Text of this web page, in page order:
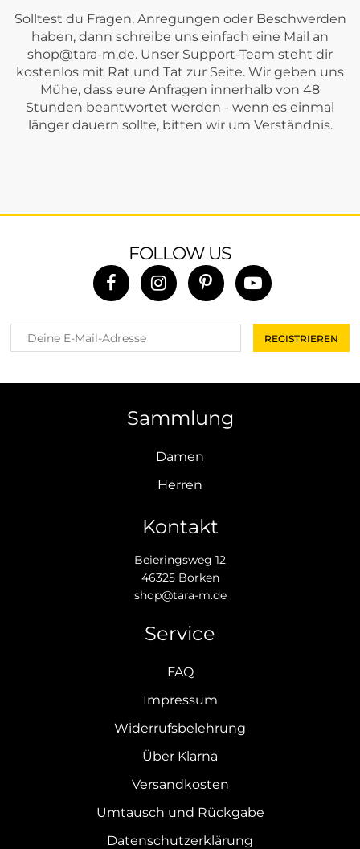
Solltest du Fragen, Anregungen oder Beschwerden
haben, dann schreibe uns einfach eine Mail an
shop@tara-m.de. Unser Support-Team steht dir
kostenlos mit Rat und Tat zur Seite. Wir geben uns
Mühe, dass eure Anfragen innerhalb von 48
Stunden beantwortet werden - wenn es einmal
länger dauern sollte, bitten wir um Verständnis.
FOLLOW US
Sammlung
Damen
Herren
Kontakt
Beieringsweg 12
46325 Borken
shop@tara-m.de
Service
FAQ
Impressum
Widerrufsbelehrung
Über Klarna
Versandkosten
Umtausch und Rückgabe
Datenschutzerklärung